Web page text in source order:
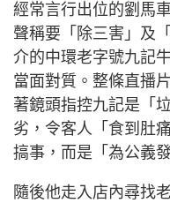
經常言行出位的劉馬
聲稱要「除三害」及
介的中環老字號九記
當面對質。整條直播
著鏡頭指控九記是「
劣，令客人「食到肚
搞事，而是「為公義
隨後他走入店內尋找